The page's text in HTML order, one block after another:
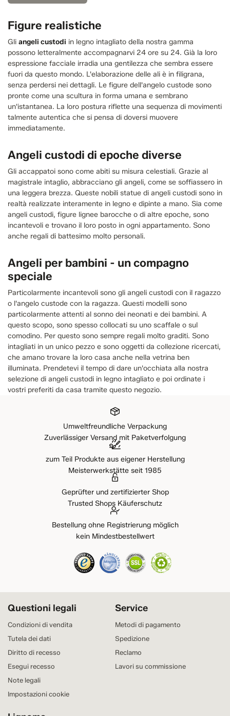
Figure realistiche
Gli angeli custodi in legno intagliato della nostra gamma
possono letteralmente accompagnarvi 24 ore su 24. Già la loro
espressione facciale irradia una gentilezza che sembra essere
fuori da questo mondo. L'elaborazione delle ali è in filigrana,
senza perdersi nei dettagli. Le figure dell'angelo custode sono
pronte come una scultura in forma umana e sembrano
un'istantanea. La loro postura riflette una sequenza di movimenti
talmente autentica che si pensa di doversi muovere
immediatamente.
Angeli custodi di epoche diverse
Gli accappatoi sono come abiti su misura celestiali. Grazie al
magistrale intaglio, abbracciano gli angeli, come se soffiassero in
una leggera brezza. Queste nobili statue di angeli custodi sono in
realtà realizzate interamente in legno e dipinte a mano. Sia come
angeli custodi, figure lignee barocche o di altre epoche, sono
incantevoli e trovano il loro posto in ogni appartamento. Sono
anche regali di battesimo molto personali.
Angeli per bambini - un compagno
speciale
Particolarmente incantevoli sono gli angeli custodi con il ragazzo
o l'angelo custode con la ragazza. Questi modelli sono
particolarmente attenti al sonno dei neonati e dei bambini. A
questo scopo, sono spesso collocati su uno scaffale o sul
comodino. Per questo sono sempre regali molto graditi. Sono
intagliati in un unico pezzo e sono oggetti da collezione ricercati,
che amano trovare la loro casa anche nella vetrina ben
illuminata. Prendetevi il tempo di dare un'occhiata alla nostra
selezione di angeli custodi in legno intagliato e poi ordinate i
vostri preferiti da casa tramite questo negozio.
Umweltfreundliche Verpackung
Zuverlässiger Versand mit Paketverfolgung
zum Teil Produkte aus eigener Herstellung
Meisterwerkstätte seit 1985
Geprüfter und zertifizierter Shop
Trusted Shops Käuferschutz
Bestellung ohne Registrierung möglich
kein Mindestbestellwert
Service
Metodi di pagamento
Spedizione
Reclamo
Lavori su commissione
Questioni legali
Condizioni di vendita
Tutela dei dati
Diritto di recesso
Esegui recesso
Note legali
Impostazioni cookie